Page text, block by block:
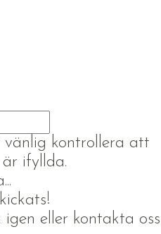
vänlig kontrollera att
ifyllda.
eller kontakta oss